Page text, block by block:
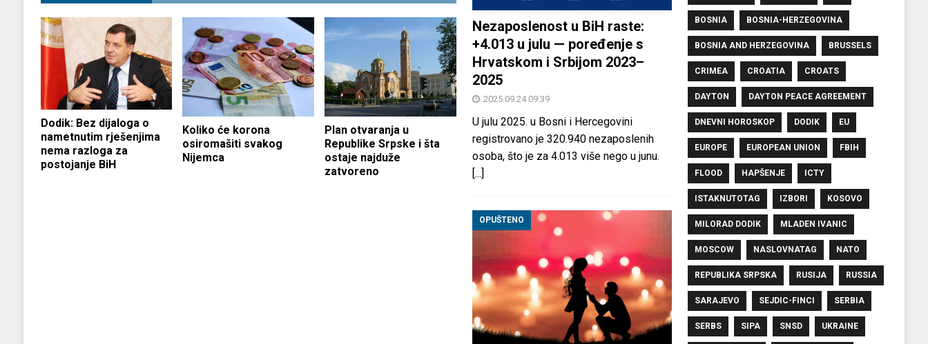
Dodik: Bez dijaloga o
nametnutim rješenjima
nema razloga za
postojanje BiH
Koliko će korona
osiromašiti svakog
Nijemca
Plan otvaranja u
Republike Srpske i šta
ostaje najduže
zatvoreno
Nezaposlenost u BiH raste:
+4.013 u julu — poređenje s
Hrvatskom i Srbijom 2023–
2025
2025.09.24 09:39
U julu 2025. u Bosni i Hercegovini
registrovano je 320.940 nezaposlenih
osoba, što je za 4.013 više nego u junu.
[...]
OPUŠTENO
BOSNIA BOSNIA-HERZEGOVINA
BOSNIA AND HERZEGOVINA BRUSSELS
CRIMEA CROATIA CROATS
DAYTON DAYTON PEACE AGREEMENT
DNEVNI HOROSKOP DODIK EU
EUROPE EUROPEAN UNION FBIH
FLOOD HAPŠENJE ICTY
ISTAKNUTOTAG IZBORI KOSOVO
MILORAD DODIK MLADEN IVANIC
MOSCOW NASLOVNATAG NATO
REPUBLIKA SRPSKA RUSIJA RUSSIA
SARAJEVO SEJDIC-FINCI SERBIA
SERBS SIPA SNSD UKRAINE